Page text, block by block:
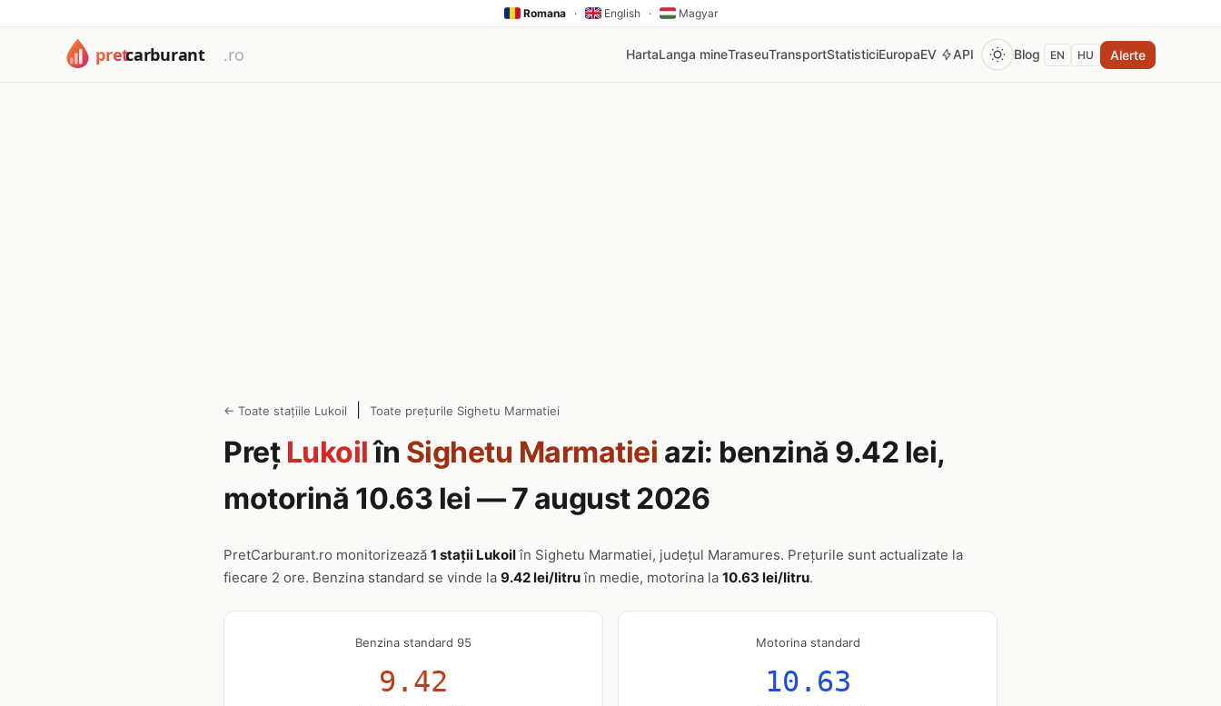
Romana · English · Magyar
HartaLanga mineTraseuTransportStatisticiEuropaEV API Blog EN HU Alerte
← Toate stațiile Lukoil Toate prețurile Sighetu Marmatiei
Preț Lukoilîn Sighetu Marmatiei azi: benzină 9.42 lei,
motorină 10.63 lei — 7 august 2026
PretCarburant.ro monitorizează 1 stații Lukoilîn Sighetu Marmatiei, județul Maramures. Prețurile sunt actualizate la
fiecare 2 ore. Benzina standard se vinde la 9.42 lei/litruîn medie, motorina la 10.63 lei/litru.
Benzina standard 95
9.42
Motorina standard
10.63